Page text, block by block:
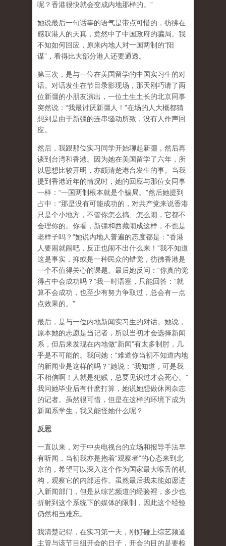
呢？香港很快就会变成内地那样的。”
她说最后一句话事的语气是带点可惜的，彷彿在
感叹港人的天真，竟然中了中国政府的骗局。我
不知如何回应，原来内地人对一国两制的“阳
谋”，看得比大部分港人还要通透。
第三次，是与一位在美国留学的中国实习生的对
话。对话发生在节目录影现场，那天刚巧请了两
位新彊的小朋友演出，一位土生土长的北京同事
突然说：“我最讨厌新彊人！”在场的人大概都猜
想到是由于新彊的连串骚动所致，没有人作声回
应。
然后，我跟那位实习同学开始聊起新彊，然后再
谈到台湾和香港。因为她在美国留学了六年，所
以思想比较开明，亦颇清楚港台发生的事。当我
提到香港近年的情况时，她的回应与那位女同事
一样：“一国两制根本就是个骗局。”然后她提到
占中：“那是没有可能成功的，对共产党来说香港
只是个小地方，不管你怎么搞、怎么闹，它都不
会理你的。你看，新彊和西藏闹成这样，不也是
老样子吗？”她说内地人普遍的态度都是：“香港
人要闹就闹吧，反正也闹不出什么来！”我不知道
这是事实，抑或是一种民众的错觉，彷彿香港是
一个不值得关心的课题。最后她反问：“你真的觉
得占中会成功吗？”我一时语塞，只能回答：“就
算不会成功，也至少有努力争取过，总会有一点
点效果的。”
最后，是与一位内地新闻实习生的对话。她说，
原本她的志愿是当记者，所以当初才会选择新闻
系，但后来发现在内地做“新闻”有太多制肘，几
乎是不可能的。我问她：“难道你当初不知道内地
的新闻业是这样的吗？”她说：“我知道，可是我
不相信啊！人就是犯贱，总要见识过才会死心。”
我问她毕业后有什麽打算，她说她想做休闲杂志
的记者。虽然很可惜，但是在这样的环境下成为
新闻系学生，我又能怪她什么呢？
反思
一直以来，对于中央电视台的立场和报导手法早
有听闻，当初我亦是抱着“观察者”的心态来到北
京的，希望可以深入这个作为国家最大喉舌的机
构，观察它的内部运作。虽然最后我未能如愿进
入新闻部门，但是从综艺频道的经验裡，多少也
折射到这个系统下的媒体的限制，因此这个经验
仍然相当难忘。
我清楚记得，在实习第一天，刚好碰上综艺频道
主管与该节目组开会的日子，开会的目的是要检